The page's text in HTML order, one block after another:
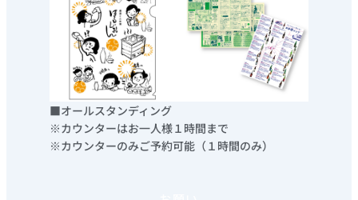
■オールスタンディング
※カウンターはお一人様１時間まで
※カウンターのみご予約可能（１時間のみ）